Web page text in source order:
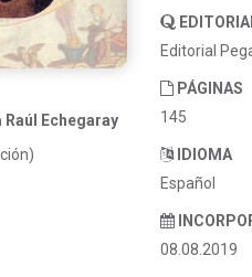
Echegaray
Editorial
PÁGINAS
145
IDIOMA
Español
08.08.2019